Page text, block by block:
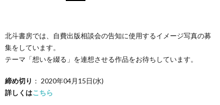
北斗書房では、自費出版相談会の告知に使用するイメージ写真の募
集をしています。
テーマ「想いを綴る」を連想させる作品をお待ちしています。
締め切り ： 2020年04月15日(水)
詳しくはこちら